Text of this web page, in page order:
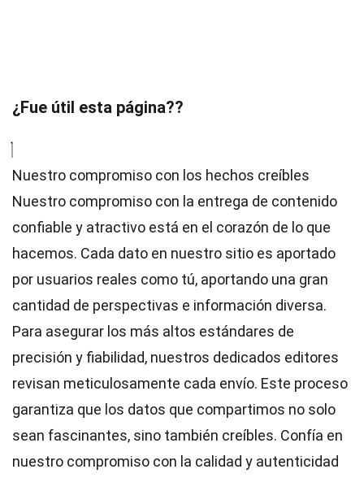
¿Fue útil esta página??
Nuestro compromiso con los hechos creíbles
Nuestro compromiso con la entrega de contenido
confiable y atractivo está en el corazón de lo que
hacemos. Cada dato en nuestro sitio es aportado
por usuarios reales como tú, aportando una gran
cantidad de perspectivas e información diversa.
Para asegurar los más altos estándares de
precisión y fiabilidad, nuestros dedicados editores
revisan meticulosamente cada envío. Este proceso
garantiza que los datos que compartimos no solo
sean fascinantes, sino también creíbles. Confía en
nuestro compromiso con la calidad y autenticidad